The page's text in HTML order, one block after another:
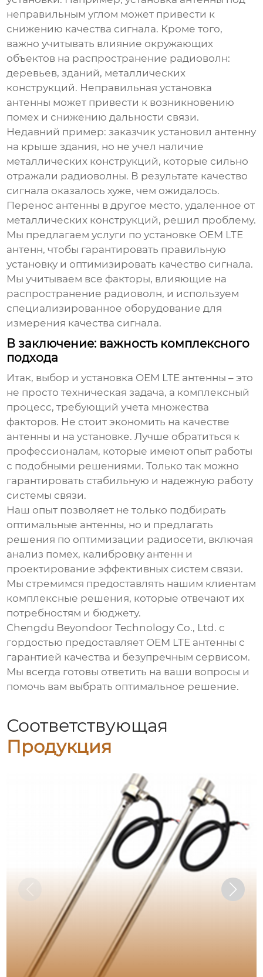
неправильным углом может привести к
снижению качества сигнала. Кроме того,
важно учитывать влияние окружающих
объектов на распространение радиоволн:
деревьев, зданий, металлических
конструкций. Неправильная установка
антенны может привести к возникновению
помех и снижению дальности связи.
Недавний пример: заказчик установил антенну
на крыше здания, но не учел наличие
металлических конструкций, которые сильно
отражали радиоволны. В результате качество
сигнала оказалось хуже, чем ожидалось.
Перенос антенны в другое место, удаленное от
металлических конструкций, решил проблему.
Мы предлагаем услуги по установке OEM LTE
антенн, чтобы гарантировать правильную
установку и оптимизировать качество сигнала.
Мы учитываем все факторы, влияющие на
распространение радиоволн, и используем
специализированное оборудование для
измерения качества сигнала.
В заключение: важность комплексного
подхода
Итак, выбор и установка OEM LTE антенны – это
не просто техническая задача, а комплексный
процесс, требующий учета множества
факторов. Не стоит экономить на качестве
антенны и на установке. Лучше обратиться к
профессионалам, которые имеют опыт работы
с подобными решениями. Только так можно
гарантировать стабильную и надежную работу
системы связи.
Наш опыт позволяет не только подбирать
оптимальные антенны, но и предлагать
решения по оптимизации радиосети, включая
анализ помех, калибровку антенн и
проектирование эффективных систем связи.
Мы стремимся предоставлять нашим клиентам
комплексные решения, которые отвечают их
потребностям и бюджету.
Chengdu Beyondoor Technology Co., Ltd. с
гордостью предоставляет OEM LTE антенны с
гарантией качества и безупречным сервисом.
Мы всегда готовы ответить на ваши вопросы и
помочь вам выбрать оптимальное решение.
Соответствующая
Продукция